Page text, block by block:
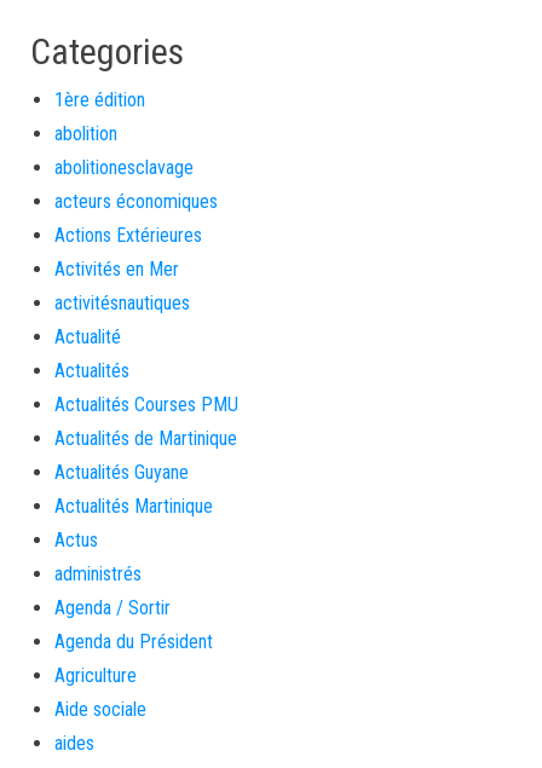
Categories
1ère édition
abolition
abolitionesclavage
acteurs économiques
Actions Extérieures
Activités en Mer
activitésnautiques
Actualité
Actualités
Actualités Courses PMU
Actualités de Martinique
Actualités Guyane
Actualités Martinique
Actus
administrés
Agenda / Sortir
Agenda du Président
Agriculture
Aide sociale
aides